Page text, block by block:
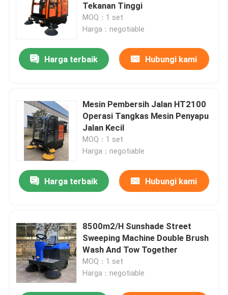
Produk
Tentang kita
Tekanan Tinggi
MOQ：1 set
Harga：negotiable
Harga terbaik Hubungi kami
Mesin Pembersih Jalan HT2100
Operasi Tangkas Mesin Penyapu
Jalan Kecil
MOQ：1 set
Harga：negotiable
Harga terbaik Hubungi kami
8500m2/H Sunshade Street
Sweeping Machine Double Brush
Wash And Tow Together
MOQ：1 set
Harga：negotiable